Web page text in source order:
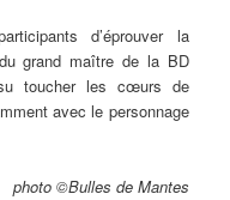
d’éprouver la
grand maître de la BD
toucher les cœurs de
avec le personnage
©Bulles de Mantes